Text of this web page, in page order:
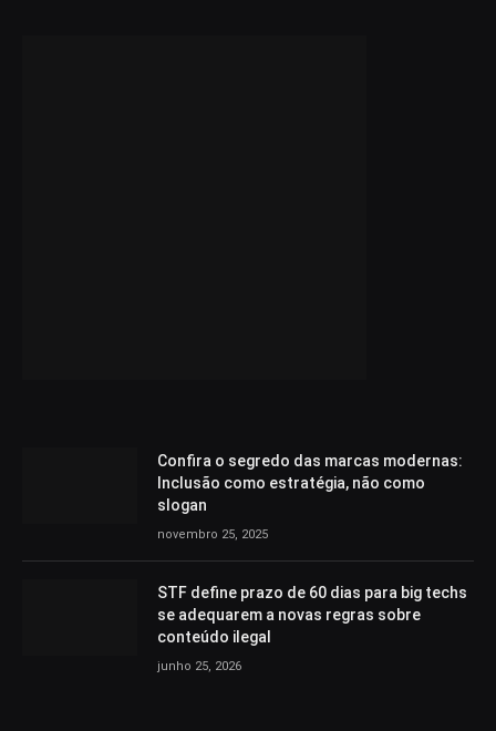
Confira o segredo das marcas modernas:
Inclusão como estratégia, não como
slogan
novembro 25, 2025
STF define prazo de 60 dias para big techs
se adequarem a novas regras sobre
conteúdo ilegal
junho 25, 2026